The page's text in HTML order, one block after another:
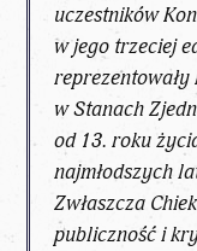
uczestników
w jego trzeciej
w Stanach
od 13. roku
najmłodszych
Zwłaszcza
publiczność i